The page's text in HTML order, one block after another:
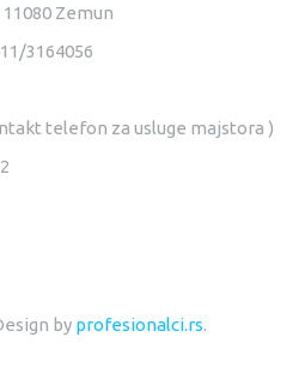
Zemun
3164056
telefon za usluge majstora )
by profesionalci.rs.